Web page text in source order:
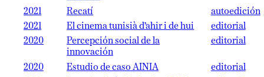
2021 Recatí
autoedición
2021
El cinema tunisià d’ahir i de hui
editorial
2020
Percepción social de la
innovación
editorial
2020 Estudio de caso AINIA
editorial